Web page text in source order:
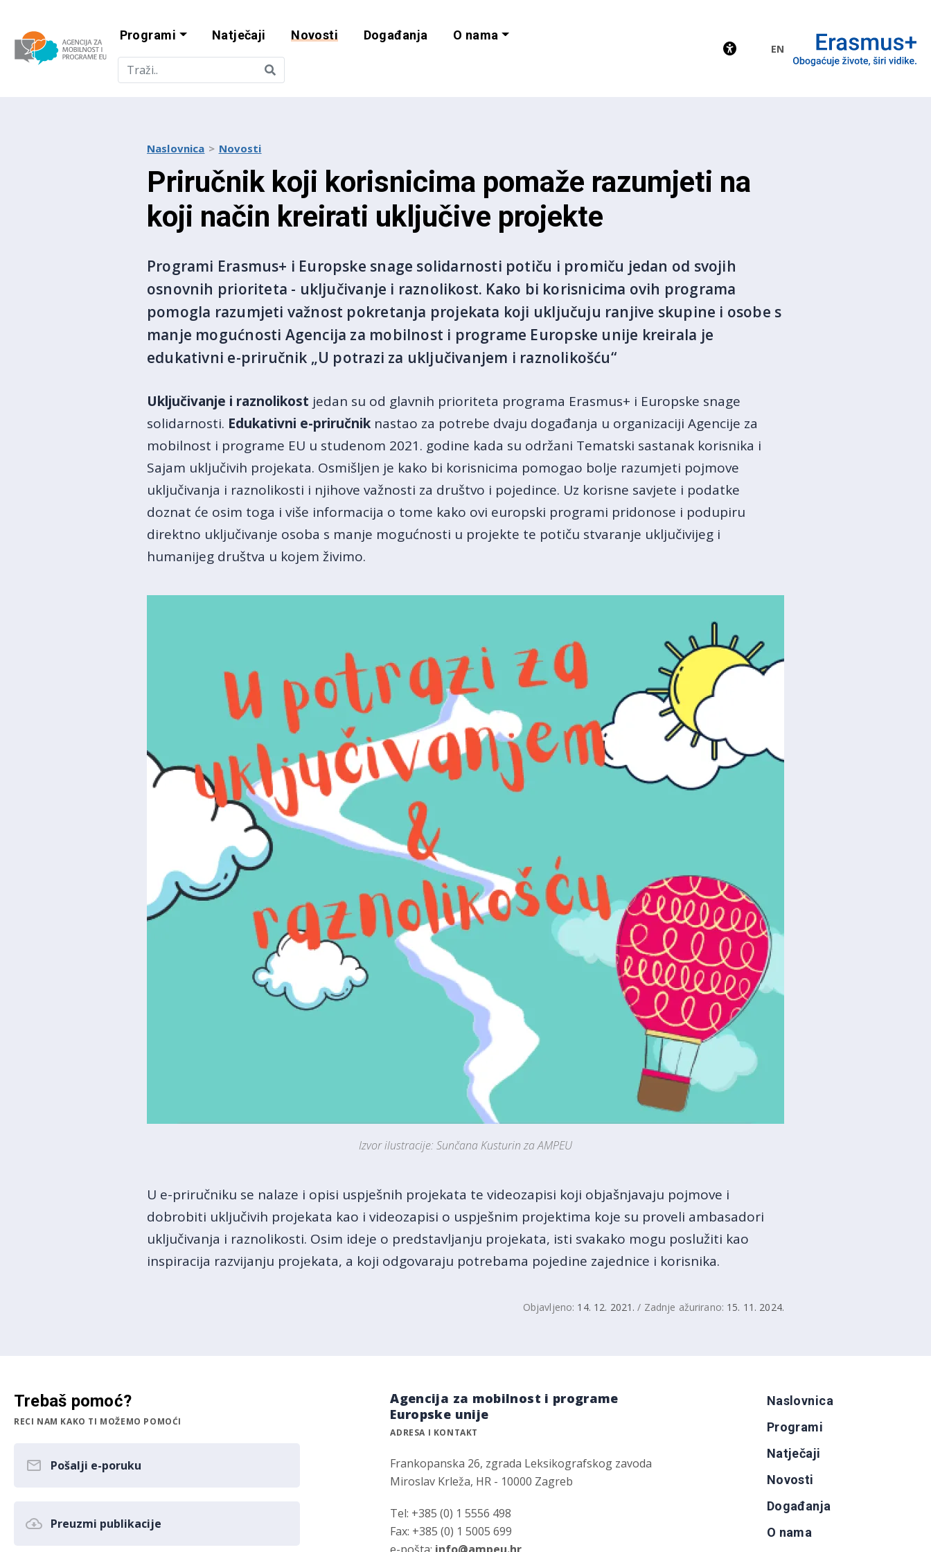
Agencija za mobilnost i programe EU
Programi Natječaji Novosti Događanja O nama
EN
Naslovnica Novosti
Priručnik koji korisnicima pomaže razumjeti na
koji način kreirati uključive projekte
Programi Erasmus+ i Europske snage solidarnosti potiču i promiču jedan od svojih
osnovnih prioriteta - uključivanje i raznolikost. Kako bi korisnicima ovih programa
pomogla razumjeti važnost pokretanja projekata koji uključuju ranjive skupine i osobe s
manje mogućnosti Agencija za mobilnost i programe Europske unije kreirala je
edukativni e-priručnik „U potrazi za uključivanjem i raznolikošću“
Uključivanje i raznolikost jedan su od glavnih prioriteta programa Erasmus+ i Europske snage
solidarnosti. Edukativni e-priručnik nastao za potrebe dvaju događanja u organizaciji Agencije za
mobilnost i programe EU u studenom 2021. godine kada su održani Tematski sastanak korisnika i
Sajam uključivih projekata. Osmišljen je kako bi korisnicima pomogao bolje razumjeti pojmove
uključivanja i raznolikosti i njihove važnosti za društvo i pojedince. Uz korisne savjete i podatke
doznat će osim toga i više informacija o tome kako ovi europski programi pridonose i podupiru
direktno uključivanje osoba s manje mogućnosti u projekte te potiču stvaranje uključivijeg i
humanijeg društva u kojem živimo.
Izvor ilustracije: Sunčana Kusturin za AMPEU
U e-priručniku se nalaze i opisi uspješnih projekata te videozapisi koji objašnjavaju pojmove i
dobrobiti uključivih projekata kao i videozapisi o uspješnim projektima koje su proveli ambasadori
uključivanja i raznolikosti. Osim ideje o predstavljanju projekata, isti svakako mogu poslužiti kao
inspiracija razvijanju projekata, a koji odgovaraju potrebama pojedine zajednice i korisnika.
Objavljeno: 14. 12. 2021. / Zadnje ažurirano: 15. 11. 2024.
Trebaš pomoć?
RECI NAM KAKO TI MOŽEMO POMOĆI
Pošalji e-poruku
Preuzmi publikacije
Agencija za mobilnost i programe
Europske unije
ADRESA I KONTAKT
Frankopanska 26, zgrada Leksikografskog zavoda
Miroslav Krleža, HR - 10000 Zagreb
Tel: +385 (0) 1 5556 498
Fax: +385 (0) 1 5005 699
Naslovnica
Programi
Natječaji
Novosti
Događanja
O nama